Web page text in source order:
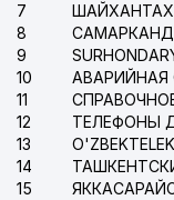
ШКОЛА
CORRIDA
EXPRESS
7
8
9
10
11
12
13
14
15